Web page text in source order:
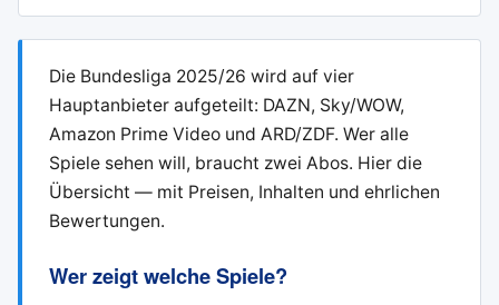
Die Bundesliga 2025/26 wird auf vier
Hauptanbieter aufgeteilt: DAZN, Sky/WOW,
Amazon Prime Video und ARD/ZDF. Wer alle
Spiele sehen will, braucht zwei Abos. Hier die
Übersicht — mit Preisen, Inhalten und ehrlichen
Bewertungen.
Wer zeigt welche Spiele?